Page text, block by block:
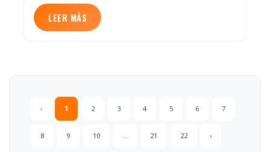
LEER MÁS
‹ 1 2 3 4 5 6 7
8 9 10 ... 21 22 ›